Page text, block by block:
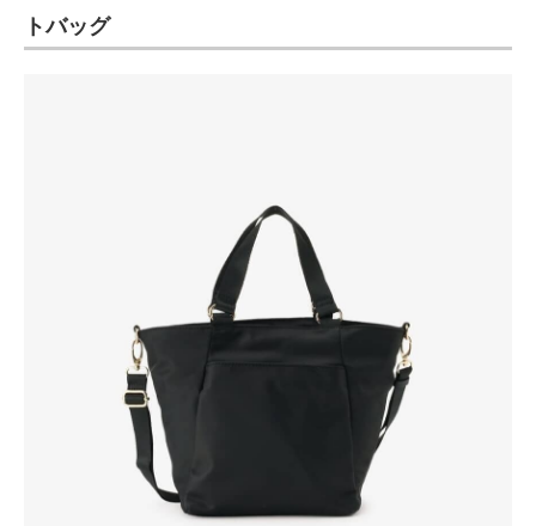
トバッグ